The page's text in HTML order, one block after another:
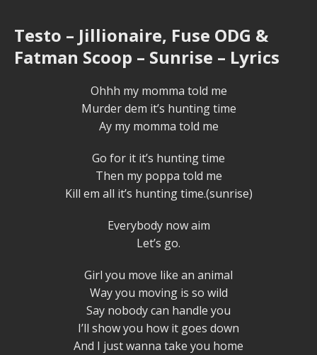
Testo – Jillionaire, Fuse ODG &
Fatman Scoop – Sunrise – Lyrics
Ohhh my momma told me
Murder dem it’s hunting time
Ay my momma told me
Go for it it’s hunting time
Then my poppa told me
Kill em all it’s hunting time.(sunrise)
Everybody now aim
Let’s go.
Girl you move like an animal
Way you moving is so wild
Say nobody can handle you
I’ll show you how it goes down
And I just wanna take you home